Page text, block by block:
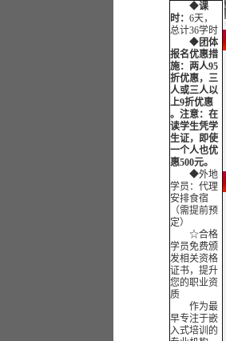
◆课
时： 6天，
总计36学时
◆团体
报名优惠措
施：两人95
折优惠，三
人或三人以
上9折优惠
。注意：在
读学生凭学
生证，即使
一个人也优
惠500元。
◆外地
学员：代理
安排食宿
（需提前预
定）
☆合格
学员免费颁
发相关资格
证书，提升
您的职业资
质
作为最
早专注于嵌
入式培训的